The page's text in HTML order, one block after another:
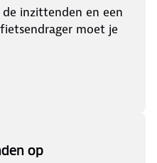
inzittenden en een
moet je
op